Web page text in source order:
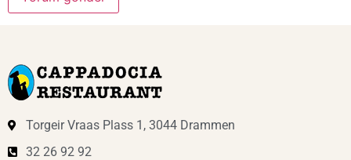
Torgeir Vraas Plass 1, 3044 Drammen
32 26 92 92